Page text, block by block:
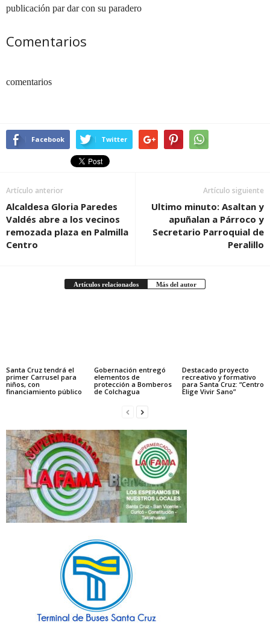
publicación par dar con su paradero
Comentarios
comentarios
Facebook Twitter
Artículo anterior
Alcaldesa Gloria Paredes
Valdés abre a los vecinos
remozada plaza en Palmilla
Centro
Artículo siguiente
Ultimo minuto: Asaltan y
apuñalan a Párroco y
Secretario Parroquial de
Peralillo
Artículos relacionados Más del autor
Santa Cruz tendrá el
primer Carrusel para
niños, con
financiamiento público
Gobernación entregó
elementos de
protección a Bomberos
de Colchagua
Destacado proyecto
recreativo y formativo
para Santa Cruz: “Centro
Elige Vivir Sano”